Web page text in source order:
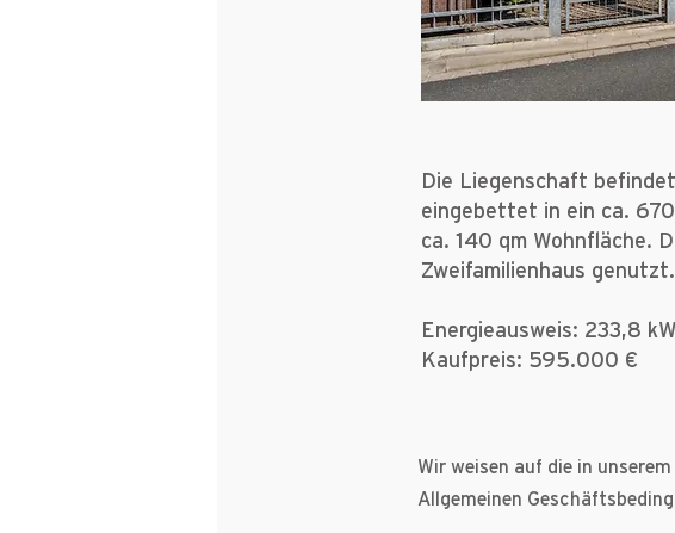
Die Liegenschaft
eingebettet in ein ca.
ca. 140 qm Wohnfläche.
Zweifamilienhaus genutzt.
Energieausweis: 233,8
Kaufpreis: 595.000 €
Wir weisen auf die in unserem
Allgemeinen